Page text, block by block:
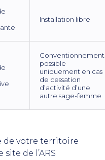
Installation libre
Conventionnement
possible
uniquement en cas
de cessation
d’activité d’une
autre sage-femme
de votre territoire
de l’ARS